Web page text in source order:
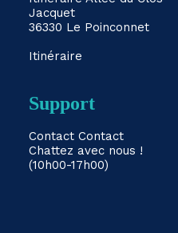
Jacquet
36330 Le Poinconnet
Itinéraire
Support
Contact Contact
Chattez avec nous !
(10h00-17h00)